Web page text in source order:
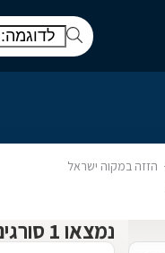
הזזה במקוה ישראל
נמצאו 1 סורגים